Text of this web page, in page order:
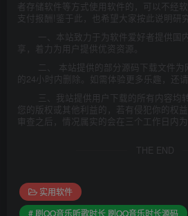
者存储软件等方式使用软件的，可以不经
支付报酬!鉴于此，也希望大家按此说明研
一、本站致力于为软件爱好者提供国
享，着力为用户提供优资资源。
二、 本站提供的部分源码下载文件
的24小时内删除。如需体验更多乐趣，还请
三、我站提供用户下载的所有内容均
您的版权或其他利益的，若有侵犯你的权益
审查之后，情况属实的会在三个工作日内为
THE END
实用软件
# 刷QQ音乐听歌时长 刷QQ音乐时长源码